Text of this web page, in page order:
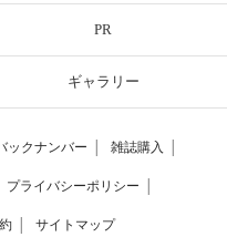
PR
ギャラリー
ックナンバー 雑誌購入
プライバシーポリシー
サイトマップ